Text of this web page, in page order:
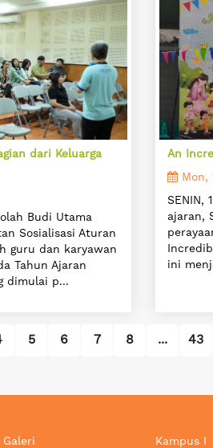
dari Keluarga
Budi Utama
Sosialisasi Aturan
guru dan karyawan
Tahun Ajaran
dimulai p...
An
Mon,
SENIN,
ajaran,
ini
5 6 7 8 ... 43
Galeri Kampus I